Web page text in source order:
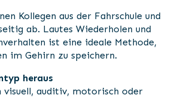
Kollegen aus der Fahrschule und
ab. Lautes Wiederholen und
ist eine ideale Methode,
im Gehirn zu speichern.
heraus
visuell, auditiv, motorisch oder